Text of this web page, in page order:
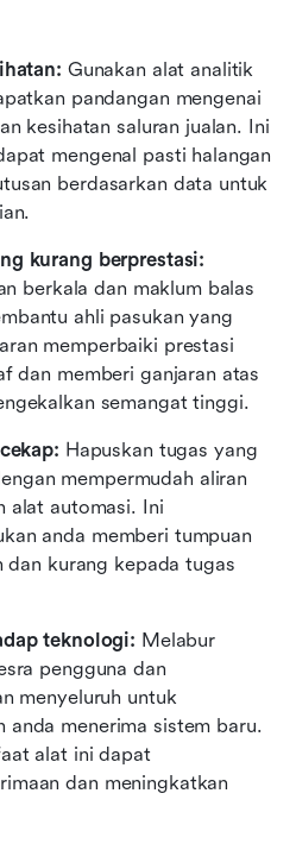
Gunakan alat analitik
pandangan mengenai
kesihatan saluran jualan. Ini
mengenal pasti halangan
berdasarkan data untuk
kurang berprestasi:
berkala dan maklum balas
ahli pasukan yang
memperbaiki prestasi
dan memberi ganjaran atas
semangat tinggi.
Hapuskan tugas yang
mempermudah aliran
alat automasi. Ini
anda memberi tumpuan
dan kurang kepada tugas
teknologi: Melabur
pengguna dan
menyeluruh untuk
anda menerima sistem baru.
alat ini dapat
dan meningkatkan